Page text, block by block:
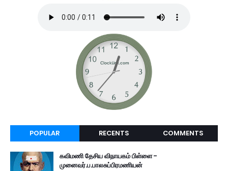
POPULAR RECENTS COMMENTS
கவிமணி தேசிய விநாயகம் பிள்ளை -
முனைவர்.ப.பாலசுப்பிரமணியன்